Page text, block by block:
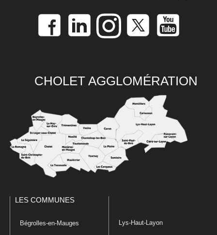
CHOLET AGGLOMÉRATION
LES COMMUNES
Bégrolles-en-Mauges Lys-Haut-Layon